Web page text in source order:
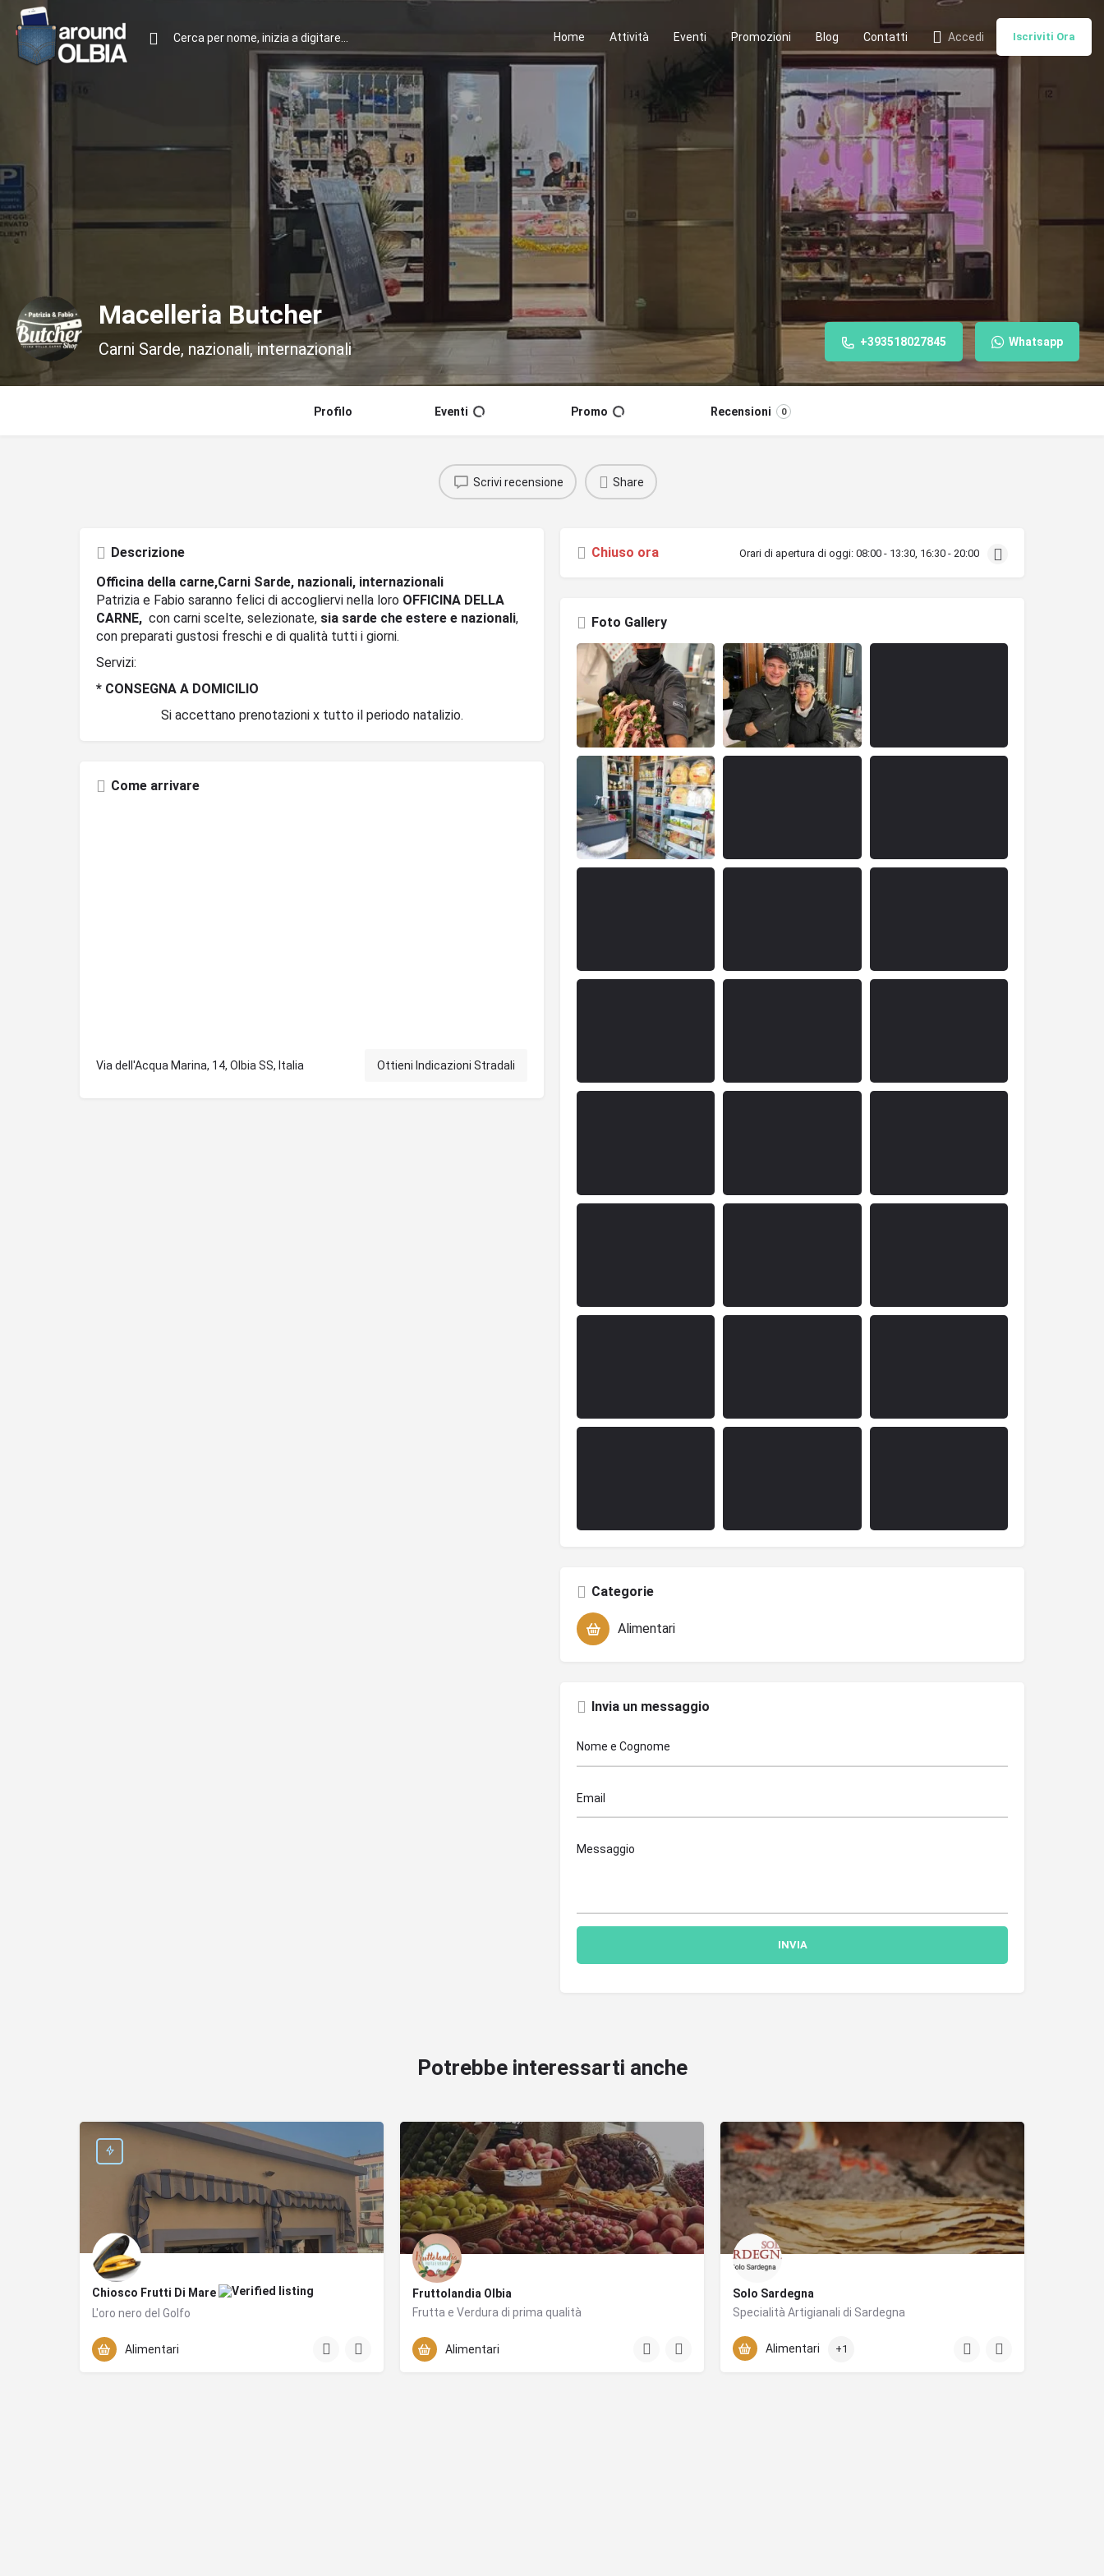
Home Attività Eventi Promozioni Blog Contatti Accedi Iscriviti Ora
Macelleria Butcher
Carni Sarde, nazionali, internazionali +393518027845 Whatsapp
Profilo Eventi Promo Recensioni 0
Scrivi recensione Share
Descrizione
Officina della carne,Carni Sarde, nazionali, internazionali
Patrizia e Fabio saranno felici di accogliervi nella loro OFFICINA DELLA
CARNE, con carni scelte, selezionate, sia sarde che estere e nazionali,
con preparati gustosi freschi e di qualità tutti i giorni.
Servizi:
* CONSEGNA A DOMICILIO
Si accettano prenotazioni x tutto il periodo natalizio.
Come arrivare
Via dell'Acqua Marina, 14, Olbia SS, Italia Ottieni Indicazioni Stradali
Chiuso ora Orari di apertura di oggi: 08:00 - 13:30, 16:30 - 20:00
Foto Gallery
Categorie
Alimentari
Invia un messaggio
Potrebbe interessarti anche
Chiosco Frutti Di Mare
L'oro nero del Golfo
+393280915167
Alimentari
Fruttolandia Olbia
Frutta e Verdura di prima qualità
+393476646770
Alimentari
Solo Sardegna
Specialità Artigianali di Sardegna
+393349410225
Alimentari +1